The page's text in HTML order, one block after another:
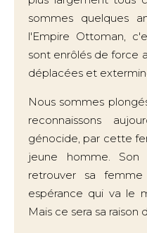
sommes quelques
l'Empire Ottoman,
sont enrôlés de force
déplacées et
Nous sommes
reconnaissons
génocide, par cette
jeune homme.
retrouver sa
espérance qui va le
Mais ce sera sa raison